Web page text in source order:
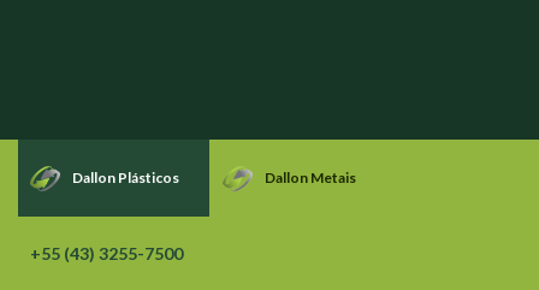
Dallon Plásticos Dallon Metais
+55 (43) 3255-7500